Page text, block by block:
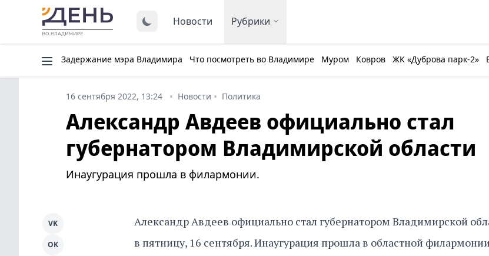
Новости Рубрики
Задержание мэра Владимира Что посмотреть во Владимире Муром Ковров ЖК «Дуброва парк-2»
16 сентября 2022, 13:24 Новости Политика
Александр Авдеев официально стал
губернатором Владимирской области
Инаугурация прошла в филармонии.
Александр Авдеев официально стал губернатором Владимирской
в пятницу, 16 сентября. Инаугурация прошла в областной
VK
OK